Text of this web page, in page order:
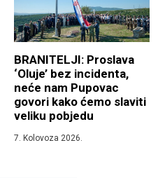
BRANITELJI: Proslava
‘Oluje’ bez incidenta,
neće nam Pupovac
govori kako ćemo slaviti
veliku pobjedu
7. Kolovoza 2026.